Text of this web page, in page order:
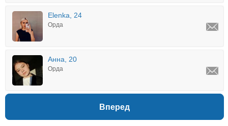
Elenka, 24
Орда
Анна, 20
Орда
Вперед